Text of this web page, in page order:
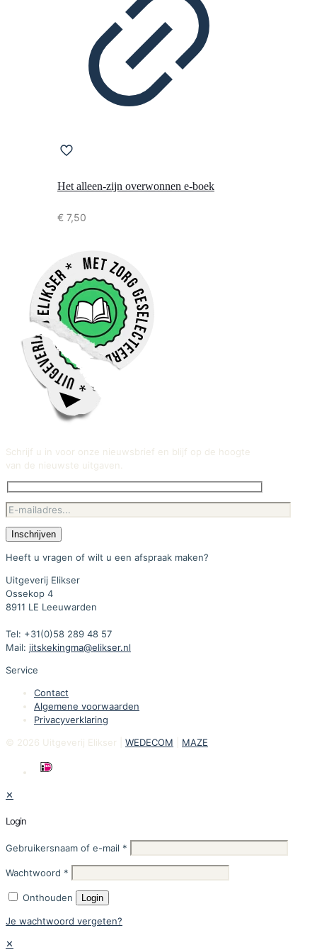
Het alleen-zijn overwonnen e-boek
€ 7,50
Schrijf u in voor onze nieuwsbrief en blijf op de hoogte
van de nieuwste uitgaven.
Heeft u vragen of wilt u een afspraak maken?
Uitgeverij Elikser
Ossekop 4
8911 LE Leeuwarden
Tel: +31(0)58 289 48 57
Mail: jitskekingma@elikser.nl
Service
Contact
Algemene voorwaarden
Privacyverklaring
© 2026 Uitgeverij Elikser | WEDECOM MAZE
✕
Login
Gebruikersnaam of e-mail *
Wachtwoord *
Onthouden Login
Je wachtwoord vergeten?
✕